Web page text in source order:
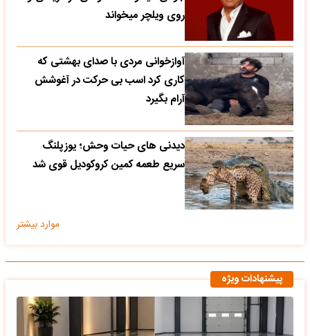
روی ویلچر میخواند
آوازخوانی مردی با صدای بهشتی که
کاری کرد اسب بی حرکت در آغوشش
آرام بگیرد
دیدنی های حیات وحش؛ یوزپلنگ
سریع طعمه کمین کروکودیل قوی شد
موارد بیشتر
پیشنهادات ویژه